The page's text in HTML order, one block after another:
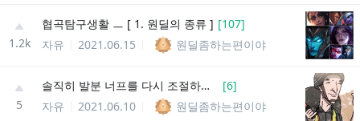
1.2k
협곡탐구생활 ㅡ [ 1. 원딜의 종류 ] [107]
자유
2021.06.15 원딜좀하는편이야
5
솔직히 발분 너프를 다시 조절하는 절차를 밟아보도록 하자 [6]
자유
2021.06.10 원딜좀하는편이야